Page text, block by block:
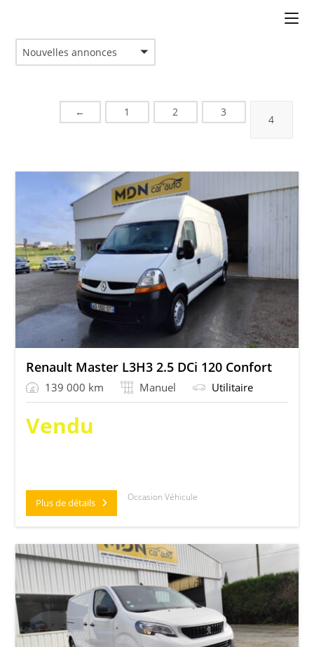
Nouvelles annonces
← 1 2 3
4
Renault Master L3H3 2.5 DCi 120 Confort
139 000 km Manuel Utilitaire
Vendu
Plus de détails Occasion Véhicule